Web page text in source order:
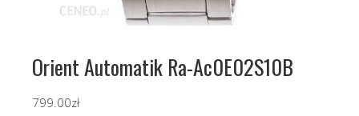
Orient Automatik Ra-Ac0E02S10B
799.00zł